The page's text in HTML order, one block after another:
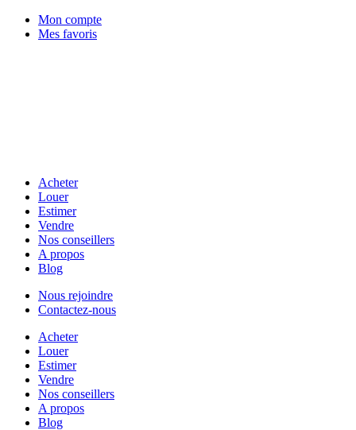
Mon compte
Mes favoris
Acheter
Louer
Estimer
Vendre
Nos conseillers
A propos
Blog
Nous rejoindre
Contactez-nous
Acheter
Louer
Estimer
Vendre
Nos conseillers
A propos
Blog